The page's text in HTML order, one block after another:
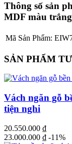
Thông số sản
MDF màu
Mã Sản Phẩm:
SẢN PHẨM
Vách ngăn gỗ
tiện nghi
20.550.000 ₫
23.000.000 ₫ -11%